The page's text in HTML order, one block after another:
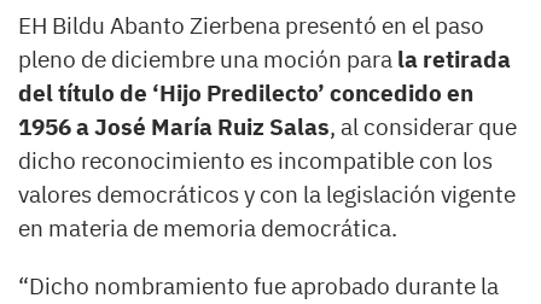
EH Bildu Abanto Zierbena presentó en el paso
pleno de diciembre una moción para la retirada
del título de ‘Hijo Predilecto’ concedido en
1956 a José María Ruiz Salas, al considerar que
dicho reconocimiento es incompatible con los
valores democráticos y con la legislación vigente
en materia de memoria democrática.
“Dicho nombramiento fue aprobado durante la